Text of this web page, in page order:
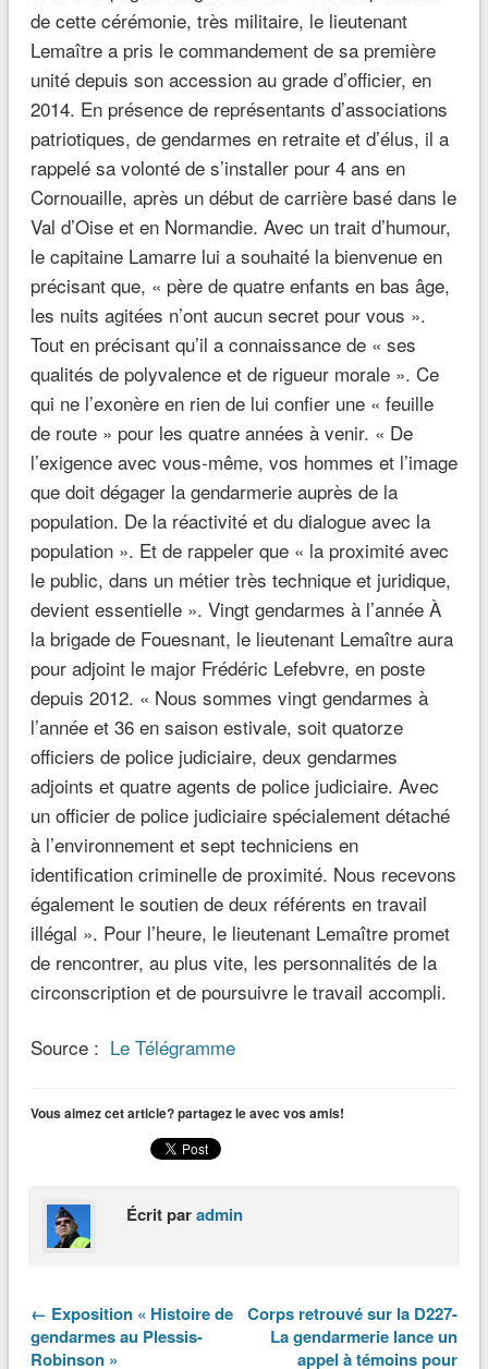
de cette cérémonie, très militaire, le lieutenant
Lemaître a pris le commandement de sa première
unité depuis son accession au grade d’officier, en
2014. En présence de représentants d’associations
patriotiques, de gendarmes en retraite et d’élus, il a
rappelé sa volonté de s’installer pour 4 ans en
Cornouaille, après un début de carrière basé dans le
Val d’Oise et en Normandie. Avec un trait d’humour,
le capitaine Lamarre lui a souhaité la bienvenue en
précisant que, « père de quatre enfants en bas âge,
les nuits agitées n’ont aucun secret pour vous ».
Tout en précisant qu’il a connaissance de « ses
qualités de polyvalence et de rigueur morale ». Ce
qui ne l’exonère en rien de lui confier une « feuille
de route » pour les quatre années à venir. « De
l’exigence avec vous-même, vos hommes et l’image
que doit dégager la gendarmerie auprès de la
population. De la réactivité et du dialogue avec la
population ». Et de rappeler que « la proximité avec
le public, dans un métier très technique et juridique,
devient essentielle ». Vingt gendarmes à l’année À
la brigade de Fouesnant, le lieutenant Lemaître aura
pour adjoint le major Frédéric Lefebvre, en poste
depuis 2012. « Nous sommes vingt gendarmes à
l’année et 36 en saison estivale, soit quatorze
officiers de police judiciaire, deux gendarmes
adjoints et quatre agents de police judiciaire. Avec
un officier de police judiciaire spécialement détaché
à l’environnement et sept techniciens en
identification criminelle de proximité. Nous recevons
également le soutien de deux référents en travail
illégal ». Pour l’heure, le lieutenant Lemaître promet
de rencontrer, au plus vite, les personnalités de la
circonscription et de poursuivre le travail accompli.
Source : Le Télégramme
Vous aimez cet article? partagez le avec vos amis!
Écrit paradmin
← Exposition « Histoire de
gendarmes au Plessis-
Robinson »
Corps retrouvé sur la D227-
La gendarmerie lance un
appel à témoins pour